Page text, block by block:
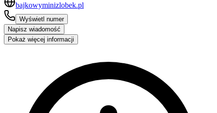
bajkowyminizlobek.pl
Wyświetl numer
Napisz wiadomość
Pokaż więcej informacji